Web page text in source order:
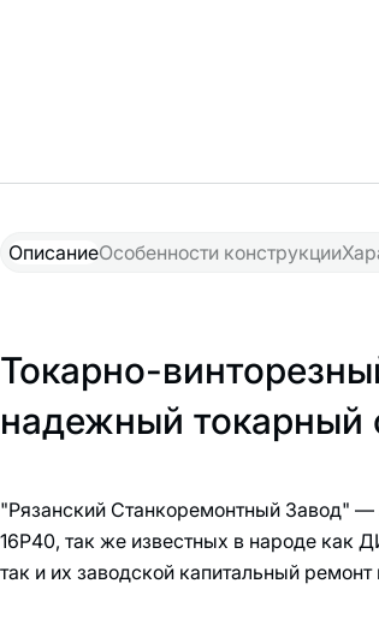
ОписаниеОсобенности конструкции
Токарно-
надежный токарный
"Рязанский Станкоремонтный Завод" —
16Р40, так же известных в народе как
так и их заводской капитальный